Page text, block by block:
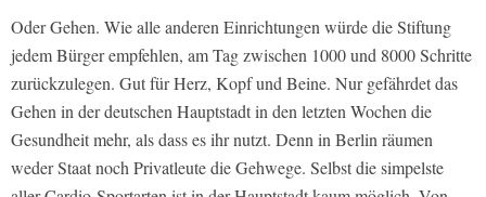
Oder Gehen. Wie alle anderen Einrichtungen würde die Stiftung
jedem Bürger empfehlen, am Tag zwischen 1000 und 8000 Schritte
zurückzulegen. Gut für Herz, Kopf und Beine. Nur gefährdet das
Gehen in der deutschen Hauptstadt in den letzten Wochen die
Gesundheit mehr, als dass es ihr nutzt. Denn in Berlin räumen
weder Staat noch Privatleute die Gehwege. Selbst die simpelste